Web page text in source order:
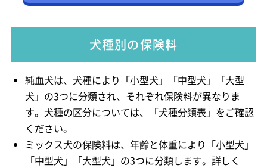
犬種別の保険料
純血犬は、犬種により「小型犬」「中型犬」「大型
犬」の3つに分類され、それぞれ保険料が異なりま
す。犬種の区分については、「犬種分類表」をご確認
ください。
ミックス犬の保険料は、年齢と体重により「小型犬」
「中型犬」「大型犬」の3つに分類します。詳しく